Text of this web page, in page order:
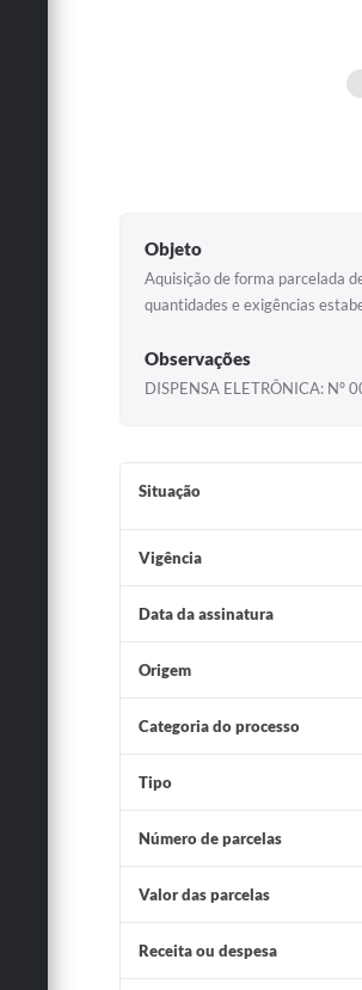
Objeto
Aquisição de forma parcelada
quantidades e exigências
Observações
DISPENSA ELETRÔNICA: Nº
Situação
Vigência
Data da assinatura
Origem
Categoria do processo
Tipo
Número de parcelas
Valor das parcelas
Receita ou despesa